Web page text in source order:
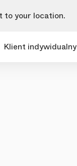
to your location.
Klient indywidualny